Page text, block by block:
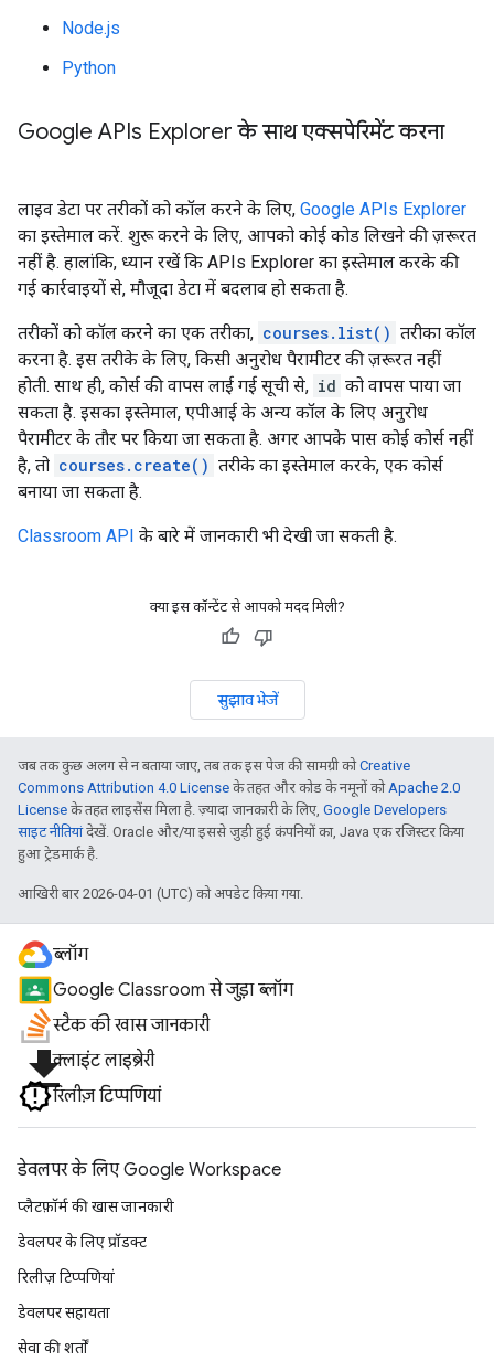
Node.js
Python
Google APIs Explorer के साथ एक्सपेरिमेंट करना
लाइव डेटा पर तरीकों को कॉल करने के लिए, Google APIs Explorer
का इस्तेमाल करें. शुरू करने के लिए, आपको कोई कोड लिखने की ज़रूरत
नहीं है. हालांकि, ध्यान रखें कि APIs Explorer का इस्तेमाल करके की
गई कार्रवाइयों से, मौजूदा डेटा में बदलाव हो सकता है.
तरीकों को कॉल करने का एक तरीका, courses.list() तरीका कॉल
करना है. इस तरीके के लिए, किसी अनुरोध पैरामीटर की ज़रूरत नहीं
होती. साथ ही, कोर्स की वापस लाई गई सूची से, id को वापस पाया जा
सकता है. इसका इस्तेमाल, एपीआई के अन्य कॉल के लिए अनुरोध
पैरामीटर के तौर पर किया जा सकता है. अगर आपके पास कोई कोर्स नहीं
है, तो courses.create() तरीके का इस्तेमाल करके, एक कोर्स
बनाया जा सकता है.
Classroom API के बारे में जानकारी भी देखी जा सकती है.
क्या इस कॉन्टेंट से आपको मदद मिली?
सुझाव भेजें
जब तक कुछ अलग से न बताया जाए, तब तक इस पेज की सामग्री कोCreative
Commons Attribution 4.0 License के तहत और कोड के नमूनों कोApache 2.0
License के तहत लाइसेंस मिला है. ज़्यादा जानकारी के लिए, Google Developers
साइट नीतियांदेखें. Oracle और/या इससे जुड़ी हुई कंपनियों का, Java एक रजिस्टर किया
हुआ ट्रेडमार्क है.
आखिरी बार 2026-04-01 (UTC) को अपडेट किया गया.
ब्लॉग
Google Classroom से जुड़ा ब्लॉग
स्टैक की खास जानकारी
file_downloadक्लाइंट लाइब्रेरी
रिलीज़ टिप्पणियां
डेवलपर के लिए Google Workspace
प्लैटफ़ॉर्म की खास जानकारी
डेवलपर के लिए प्रॉडक्ट
रिलीज़ टिप्पणियां
डेवलपर सहायता
सेवा की शर्तों